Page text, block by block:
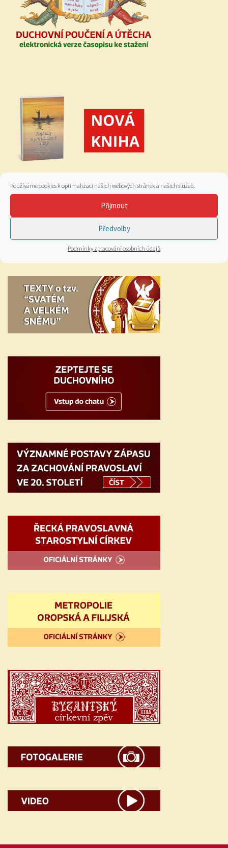
Používáme cookies k optimalizaci našich webových stránek a našich služeb.
Přijmout
Předvolby
Podmínky zpracování osobních údajů